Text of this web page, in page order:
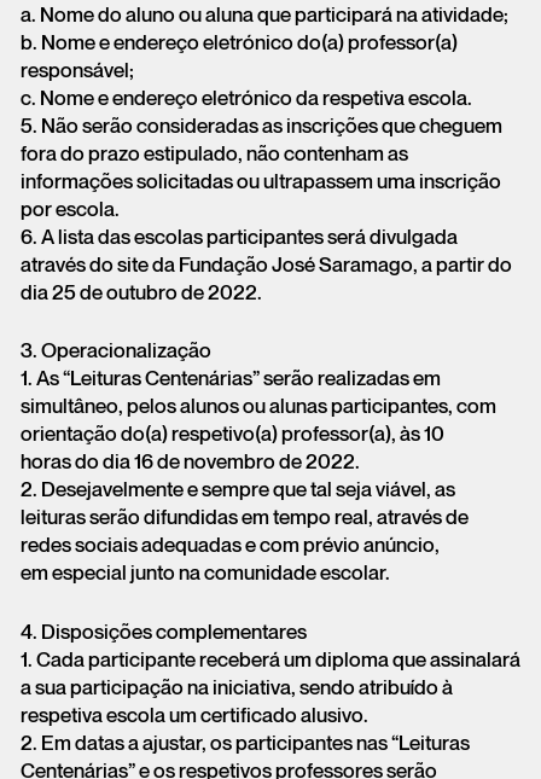
a. Nome do aluno ou aluna que participará na atividade;
b. Nome e endereço eletrónico do(a) professor(a)
responsável;
c. Nome e endereço eletrónico da respetiva escola.
5. Não serão consideradas as inscrições que cheguem
fora do prazo estipulado, não contenham as
informações solicitadas ou ultrapassem uma inscrição
por escola.
6. A lista das escolas participantes será divulgada
através do site da Fundação José Saramago, a partir do
dia 25 de outubro de 2022.
3. Operacionalização
1. As “Leituras Centenárias” serão realizadas em
simultâneo, pelos alunos ou alunas participantes, com
orientação do(a) respetivo(a) professor(a), às 10
horas do dia 16 de novembro de 2022.
2. Desejavelmente e sempre que tal seja viável, as
leituras serão difundidas em tempo real, através de
redes sociais adequadas e com prévio anúncio,
em especial junto na comunidade escolar.
4. Disposições complementares
1. Cada participante receberá um diploma que assinalará
a sua participação na iniciativa, sendo atribuído à
respetiva escola um certificado alusivo.
2. Em datas a ajustar, os participantes nas “Leituras
Centenárias” e os respetivos professores serão